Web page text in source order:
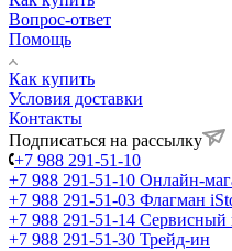
Вопрос-ответ
Помощь
Как купить
Условия доставки
Контакты
Подписаться на рассылку
+7 988 291-51-10
+7 988 291-51-10 Онлайн-
+7 988 291-51-03 Флагман
+7 988 291-51-14 Сервисный
+7 988 291-51-30 Трейд-ин